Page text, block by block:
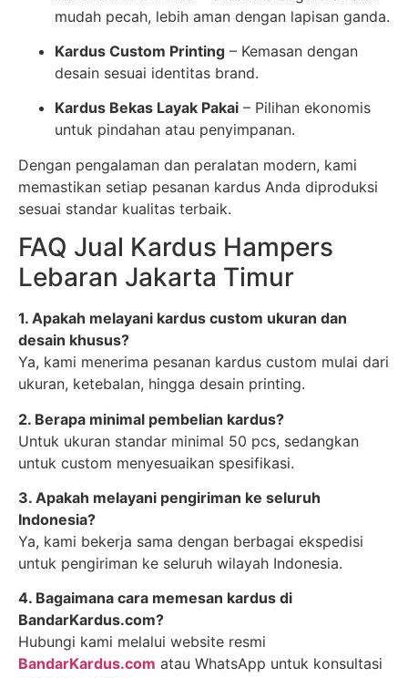
mudah pecah, lebih aman dengan lapisan ganda.
Kardus Custom Printing – Kemasan dengan
desain sesuai identitas brand.
Kardus Bekas Layak Pakai – Pilihan ekonomis
untuk pindahan atau penyimpanan.
Dengan pengalaman dan peralatan modern, kami
memastikan setiap pesanan kardus Anda diproduksi
sesuai standar kualitas terbaik.
FAQ Jual Kardus Hampers
Lebaran Jakarta Timur
1. Apakah melayani kardus custom ukuran dan
desain khusus?
Ya, kami menerima pesanan kardus custom mulai dari
ukuran, ketebalan, hingga desain printing.
2. Berapa minimal pembelian kardus?
Untuk ukuran standar minimal 50 pcs, sedangkan
untuk custom menyesuaikan spesifikasi.
3. Apakah melayani pengiriman ke seluruh
Indonesia?
Ya, kami bekerja sama dengan berbagai ekspedisi
untuk pengiriman ke seluruh wilayah Indonesia.
4. Bagaimana cara memesan kardus di
BandarKardus.com?
Hubungi kami melalui website resmi
BandarKardus.com atau WhatsApp untuk konsultasi